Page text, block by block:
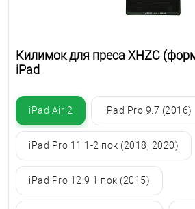
Килимок для преса XHZC
iPad
iPad Air 2 iPad Pro 9.7 (2016)
iPad Pro 11 1-2 пок (2018, 2020)
iPad Pro 12.9 1 пок (2015)